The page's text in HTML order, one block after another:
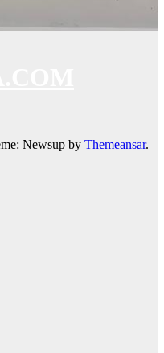
Newsup by Themeansar.